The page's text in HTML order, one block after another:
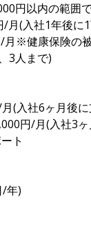
円以内の範囲
/月(入社1年後に
/月※健康保険の
3人まで)
(入社6ヶ月後
円/月(入社3
ト
/年)